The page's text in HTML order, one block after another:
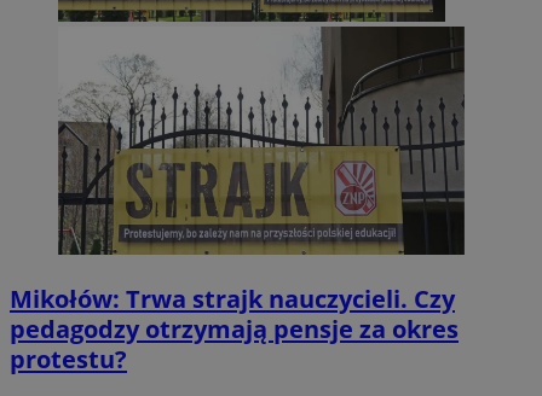
Mikołów: Trwa strajk nauczycieli. Czy
pedagodzy otrzymają pensje za okres
protestu?